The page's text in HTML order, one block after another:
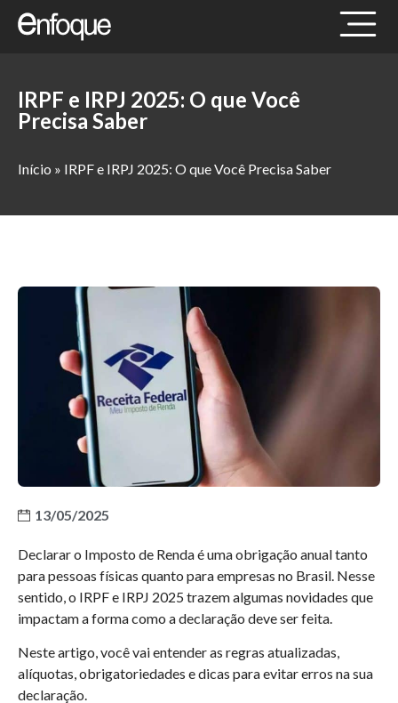
IRPF e IRPJ 2025: O que Você
Precisa Saber
Início » IRPF e IRPJ 2025: O que Você Precisa Saber
13/05/2025
Declarar o Imposto de Renda é uma obrigação anual tanto
para pessoas físicas quanto para empresas no Brasil. Nesse
sentido, o IRPF e IRPJ 2025 trazem algumas novidades que
impactam a forma como a declaração deve ser feita.
Neste artigo, você vai entender as regras atualizadas,
alíquotas, obrigatoriedades e dicas para evitar erros na sua
declaração.